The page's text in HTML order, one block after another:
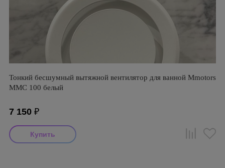
Тонкий бесшумный вытяжной вентилятор для ванной Mmotors
ММC 100 белый
7 150 ₽